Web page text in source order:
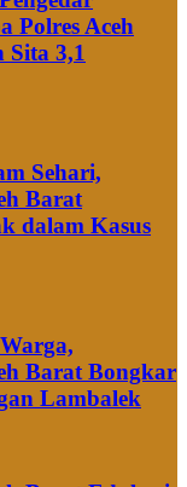
Polres Aceh
3,1
Sehari,
Barat
dalam Kasus
Barat Bongkar
Lambalek